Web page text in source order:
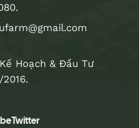
.
Hoạch & Đầu Tư
Twitter